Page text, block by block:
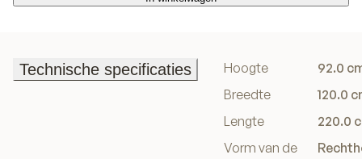
In winkelwagen
Technische specificaties
Hoogte
92.0
Breedte
120.0
Lengte
220.0
Vorm van de